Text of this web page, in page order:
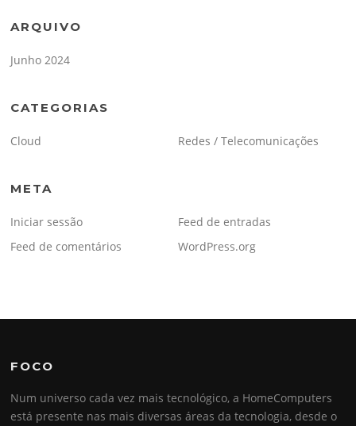
ARQUIVO
Junho 2024
CATEGORIAS
Cloud Redes / Telecomunicações
META
Iniciar sessão
Feed de entradas
Feed de comentários
WordPress.org
FOCO
Num universo cada vez mais tecnológico, a HomeComputers
está presente nas mais diversas áreas da tecnologia, desde o